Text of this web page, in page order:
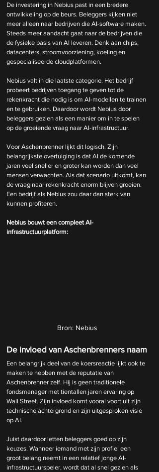
De investering in Nebius past in een bredere
ontwikkeling op de beurs. Beleggers kijken niet
meer alleen naar bedrijven die AI-software maken.
Steeds meer aandacht gaat naar de bedrijven die
de fysieke basis van AI leveren. Denk aan chips,
datacenters, stroomvoorziening, koeling en
gespecialiseerde cloudplatformen.
Nebius valt in die laatste categorie. Het bedrijf
probeert bedrijven toegang te geven tot de
rekenkracht die nodig is om AI-modellen te trainen
en te gebruiken. Daardoor wordt Nebius door
beleggers gezien als een manier om in te spelen
op de groeiende vraag naar AI-infrastructuur.
Voor Aschenbrenner lijkt dit logisch. Zijn
belangrijkste overtuiging is dat AI de komende
jaren veel sneller en groter kan worden dan veel
mensen verwachten. Als dat scenario uitkomt, kan
de vraag naar rekenkracht enorm blijven groeien.
Een bedrijf als Nebius zou daar dan sterk van
kunnen profiteren.
Nebius bouwt een compleet AI-
infrastructuurplatform:
Bron: Nebius
De invloed van Aschenbrenners naam
Een belangrijk deel van de koersreactie lijkt ook te
maken te hebben met de reputatie van
Aschenbrenner zelf. Hij is geen traditionele
fondsmanager met tientallen jaren ervaring op
Wall Street. Zijn invloed komt vooral voort uit zijn
technische achtergrond en zijn uitgesproken visie
op AI.
Juist daardoor letten beleggers goed op zijn
keuzes. Wanneer iemand met zijn profiel een
groot belang neemt in een relatief jonge AI-
infrastructuurspeler, wordt dat al snel gezien als